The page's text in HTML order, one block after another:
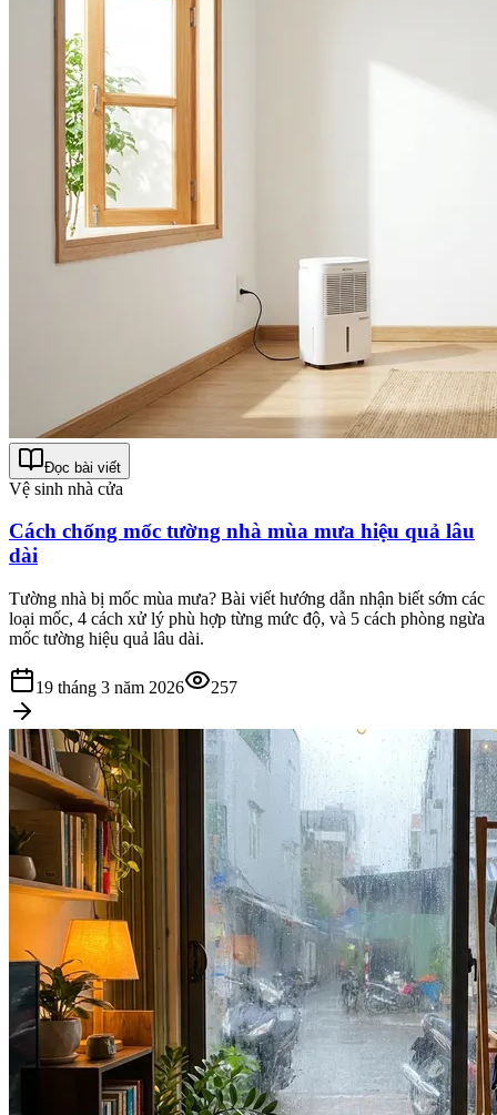
Đọc bài viết
Vệ sinh nhà cửa
Cách chống mốc tường nhà mùa mưa hiệu quả lâu
dài
Tường nhà bị mốc mùa mưa? Bài viết hướng dẫn nhận biết sớm các
loại mốc, 4 cách xử lý phù hợp từng mức độ, và 5 cách phòng ngừa
mốc tường hiệu quả lâu dài.
19 tháng 3 năm 2026 257